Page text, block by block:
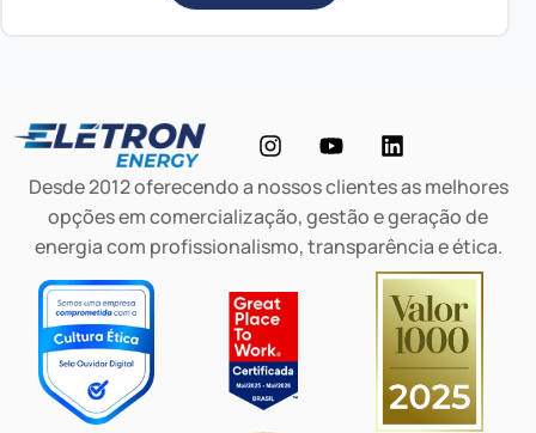
Desde 2012 oferecendo a nossos clientes as melhores
opções em comercialização, gestão e geração de
energia com profissionalismo, transparência e ética.